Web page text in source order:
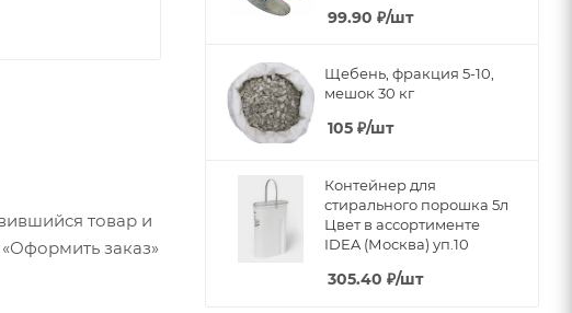
товар и
заказ»
99.90 ₽/шт
Щебень, фракция 5-10,
мешок 30 кг
105 ₽/шт
Контейнер для
стирального порошка 5л
Цвет в ассортименте
IDEA (Москва) уп.10
305.40 ₽/шт